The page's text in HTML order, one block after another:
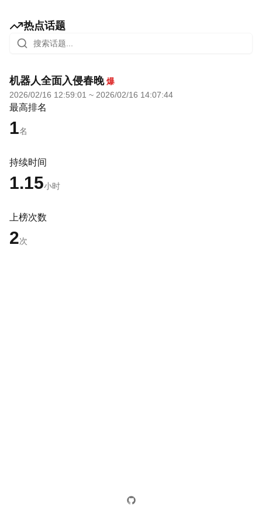
热点话题
机器人全面入侵春晚 爆
2026/02/16 12:59:01 ~ 2026/02/16 14:07:44
最高排名
1名
持续时间
1.15小时
上榜次数
2次